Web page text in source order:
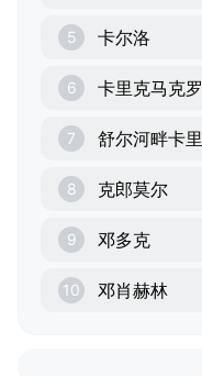
5 卡尔洛
6 卡里克马克
7 舒尔河畔卡
8 克郎莫尔
9 邓多克
10 邓肖赫林